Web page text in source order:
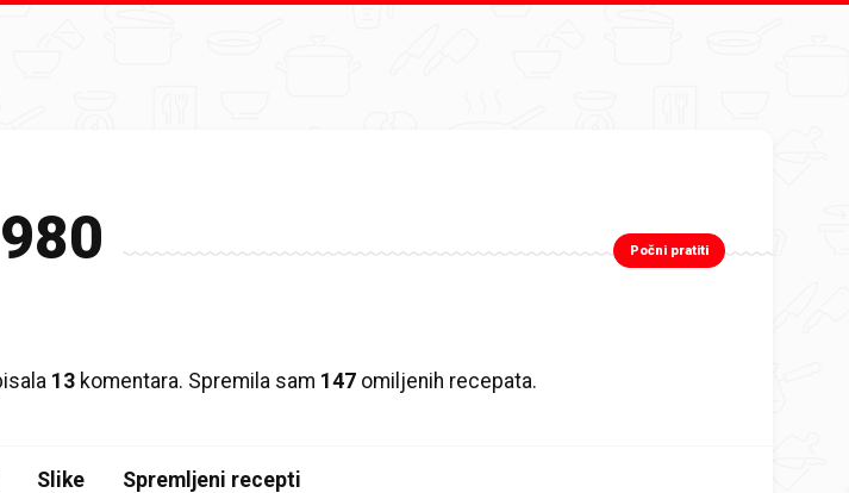
Počni pratiti
13 komentara. Spremila sam 147 omiljenih recepata.
Slike Spremljeni recepti